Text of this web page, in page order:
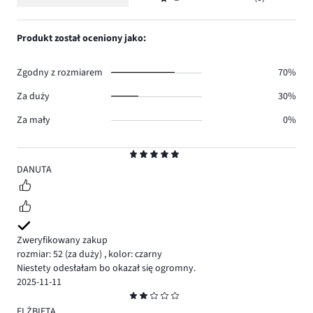
5
DANUTA
Zweryfikowany zakup
rozmiar: 52 (za duży) , kolor: czarny
Niestety odesłałam bo okazał się ogromny.
2025-11-11
2
Ocena
1,
Produkt został oceniony jako:
Zgodny z rozmiarem
70%
Za duży
30%
Za mały
0%